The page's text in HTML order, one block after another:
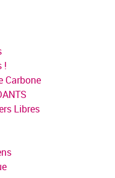
!
Carbone
Libres